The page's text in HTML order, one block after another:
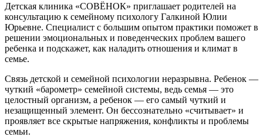
Детская клиника «СОВЁНОК» приглашает родителей на
консультацию к семейному психологу Галкиной Юлии
Юрьевне. Специалист с большим опытом практики поможет в
решении эмоциональных и поведенческих проблем вашего
ребенка и подскажет, как наладить отношения и климат в
семье.
Связь детской и семейной психологии неразрывна. Ребенок —
чуткий «барометр» семейной системы, ведь семья — это
целостный организм, а ребенок — его самый чуткий и
незащищенный элемент. Он бессознательно «считывает» и
проявляет все скрытые напряжения, конфликты и проблемы
семьи.